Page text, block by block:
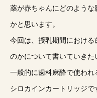
薬が赤ちゃんにどのよう
かと思います。
今回は、授乳期間におけ
のかについて書いていきた
一般的に歯科麻酔で使わ
シロカインカートリッジで